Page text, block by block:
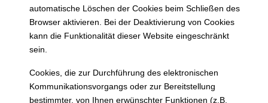
automatische Löschen der Cookies beim Schließen des
Browser aktivieren. Bei der Deaktivierung von Cookies
kann die Funktionalität dieser Website eingeschränkt
sein.
Cookies, die zur Durchführung des elektronischen
Kommunikationsvorgangs oder zur Bereitstellung
bestimmter, von Ihnen erwünschter Funktionen (z.B.